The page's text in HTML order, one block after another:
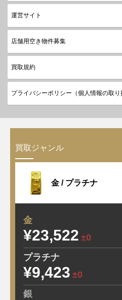
運営サイト
店舗用空き物件募集
買取規約
プライバシーポリシー（個人情報の取り
買取ジャンル
金 / プラチナ
金
¥23,522 ±0
プラチナ
¥9,423 ±0
銀